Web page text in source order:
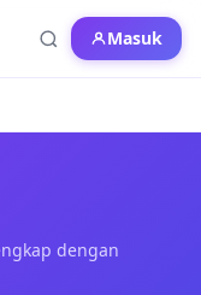
Masuk
dengan